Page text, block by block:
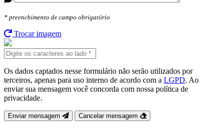
* preenchimento de campo obrigatório
Trocar imagem
Os dados captados nesse formulário não serão utilizados por
terceiros, apenas para uso interno de acordo com a LGPD. Ao
enviar sua mensagem você concorda com nossa política de
privacidade.
Enviar mensagem Cancelar mensagem